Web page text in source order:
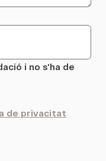
i no s'ha de
de privacitat